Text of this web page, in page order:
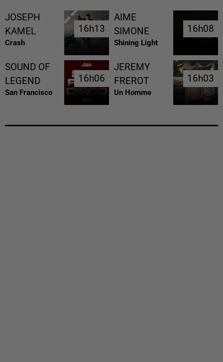
JOSEPH
KAMEL
Crash
16h13
16h13
AIME
SIMONE
Shining Light
16h08
16h08
SOUND OF
LEGEND
San Francisco
16h06
16h06
JEREMY
FREROT
Un Homme
16h03
16h03